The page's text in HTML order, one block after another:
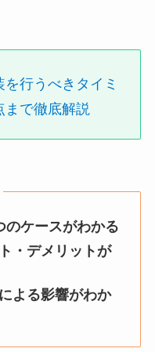
を行うべきタイミ
まで徹底解説
のケースがわかる
・デメリットが
よる影響がわか